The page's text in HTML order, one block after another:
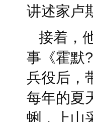
讲述家卢
接着，
事《霍默
兵役后，
每年的夏
蜊，上山